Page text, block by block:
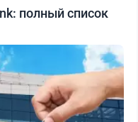
полный список